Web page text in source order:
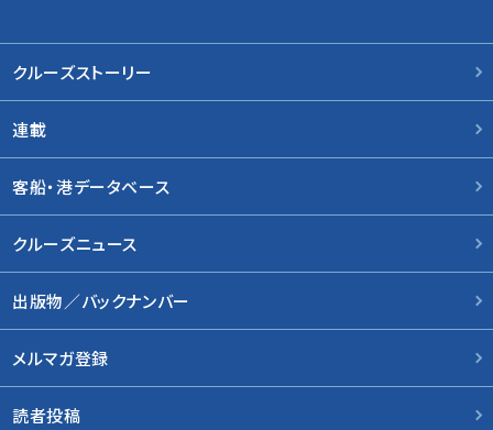
クルーズストーリー
連載
客船・港データベース
クルーズニュース
出版物／バックナンバー
メルマガ登録
読者投稿